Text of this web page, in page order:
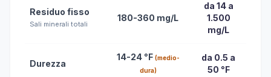
Residuo fisso
Sali minerali totali
180-360 mg/L
da 14 a
1.500
mg/L
Durezza
14-24 °F (medio-
dura)
da 0.5 a
50 °F